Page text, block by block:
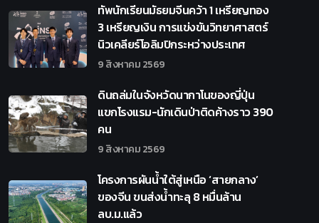
ทัพนักเรียนมัธยมจีนคว้า 1 เหรียญทอง
3 เหรียญเงิน การแข่งขันวิทยาศาสตร์
นิวเคลียร์โอลิมปิกระหว่างประเทศ
9 สิงหาคม 2569
ดินถล่มในจังหวัดนากาโนของญี่ปุ่น
แขกโรงแรม-นักเดินป่าติดค้างราว 390
คน
9 สิงหาคม 2569
โครงการผันน้ำใต้สู่เหนือ ‘สายกลาง’
ของจีน ขนส่งน้ำทะลุ 8 หมื่นล้าน
ลบ.ม.แล้ว